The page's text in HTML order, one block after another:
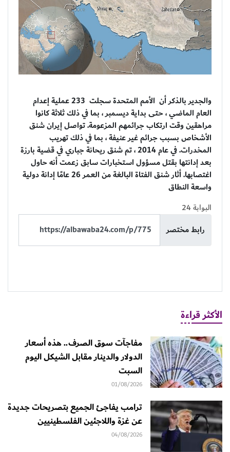
والجدير بالذكر أن الأمم المتحدة سجلت 233 عملية إعدام
العام الماضي ، حتى بداية ديسمبر ، بما في ذلك ثلاثة كانوا
مراهقين وقت ارتكاب جرائمهم المزعومة. تواصل إيران شنق
الأشخاص بسبب جرائم غير عنيفة ، بما في ذلك تهريب
المخدرات. في عام 2014 ، تم شنق ريحانة جباري في قضية بارزة
بعد إدانتها بقتل مسؤول استخبارات سابق زعمت أنه حاول
اغتصابها. أثار شنق الفتاة البالغة من العمر 26 عامًا إدانة دولية
واسعة النطاق
البوابة 24
رابط مختصر
الأكثر قراءة
مفاجآت سوق الصرف.. هذه أسعار
الدولار والدينار مقابل الشيكل اليوم
السبت
01/08/2026
ترامب يفاجئ الجميع بتصريحات جديدة
عن غزة واللاجئين الفلسطينيين
04/08/2026